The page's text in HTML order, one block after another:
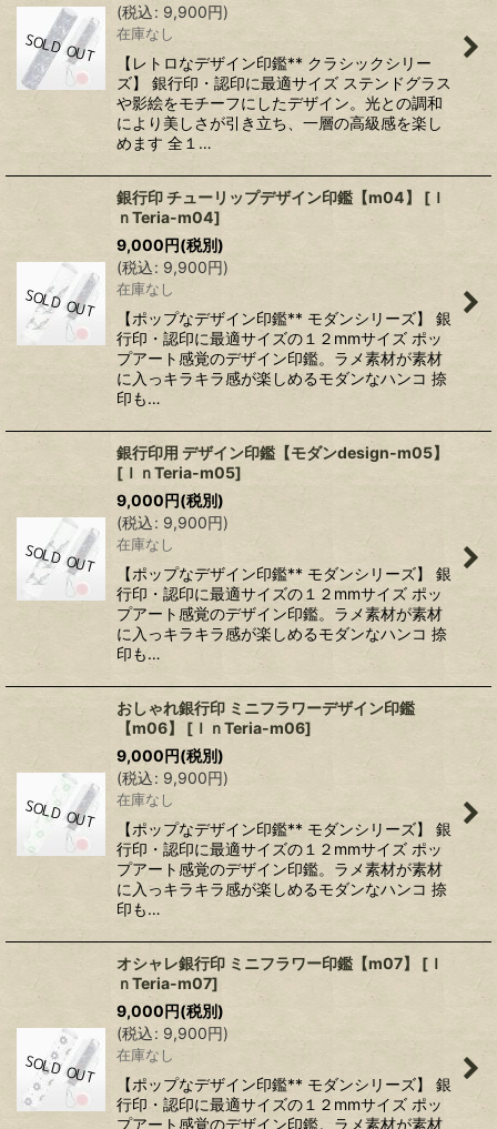
(税込: 9,900円)
在庫なし
【レトロなデザイン印鑑** クラシックシリー
ズ】 銀行印・認印に最適サイズ ステンドグラス
や影絵をモチーフにしたデザイン。光との調和
により美しさが引き立ち、一層の高級感を楽し
めます 全１…
銀行印 チューリップデザイン印鑑【m04】 [ Ｉ
ｎTeria-m04]
9,000円(税別)
(税込: 9,900円)
在庫なし
【ポップなデザイン印鑑** モダンシリーズ】 銀
行印・認印に最適サイズの１２mmサイズ ポッ
プアート感覚のデザイン印鑑。ラメ素材が素材
に入っキラキラ感が楽しめるモダンなハンコ 捺
印も…
銀行印用 デザイン印鑑【モダンdesign-m05】
[ ＩｎTeria-m05]
9,000円(税別)
(税込: 9,900円)
在庫なし
【ポップなデザイン印鑑** モダンシリーズ】 銀
行印・認印に最適サイズの１２mmサイズ ポッ
プアート感覚のデザイン印鑑。ラメ素材が素材
に入っキラキラ感が楽しめるモダンなハンコ 捺
印も…
おしゃれ銀行印 ミニフラワーデザイン印鑑
【m06】
[ ＩｎTeria-m06]
9,000円(税別)
(税込: 9,900円)
在庫なし
【ポップなデザイン印鑑** モダンシリーズ】 銀
行印・認印に最適サイズの１２mmサイズ ポッ
プアート感覚のデザイン印鑑。ラメ素材が素材
に入っキラキラ感が楽しめるモダンなハンコ 捺
印も…
オシャレ銀行印 ミニフラワー印鑑【m07】 [ Ｉ
ｎTeria-m07]
9,000円(税別)
(税込: 9,900円)
在庫なし
【ポップなデザイン印鑑** モダンシリーズ】 銀
行印・認印に最適サイズの１２mmサイズ ポッ
プアート感覚のデザイン印鑑。ラメ素材が素材